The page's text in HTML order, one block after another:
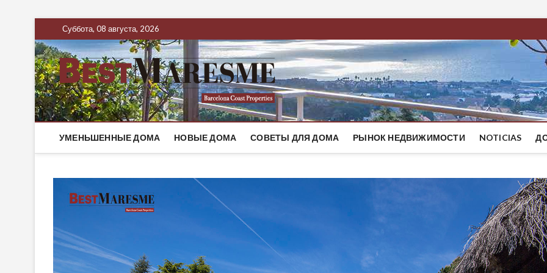
Суббота, 08 августа, 2026
BestMaresme
ЭЛИТНЫЕ ДОМА НА ПОБЕРЕЖЬЕ БАРСЕЛОНЫ
УМЕНЬШЕННЫЕ ДОМА НОВЫЕ ДОМА СОВЕТЫ ДЛЯ ДОМА РЫНОК НЕДВИЖИМОСТИ NOTICIAS